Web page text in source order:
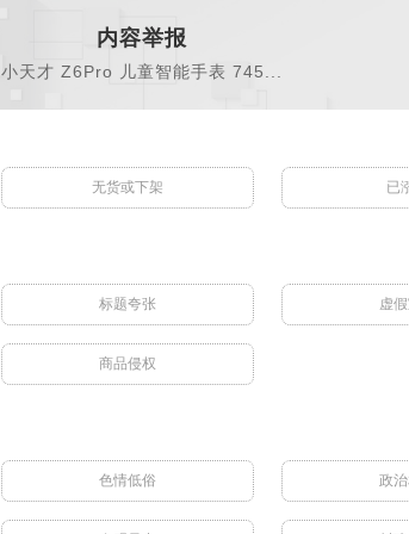
内容举报
小天才 Z6Pro 儿童智能手表 745...
无货或下架 已
标题夸张 虚
商品侵权
色情低俗 政